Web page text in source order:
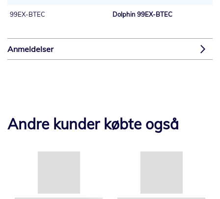
99EX-BTEC Dolphin 99EX-BTEC
Anmeldelser
Andre kunder købte også